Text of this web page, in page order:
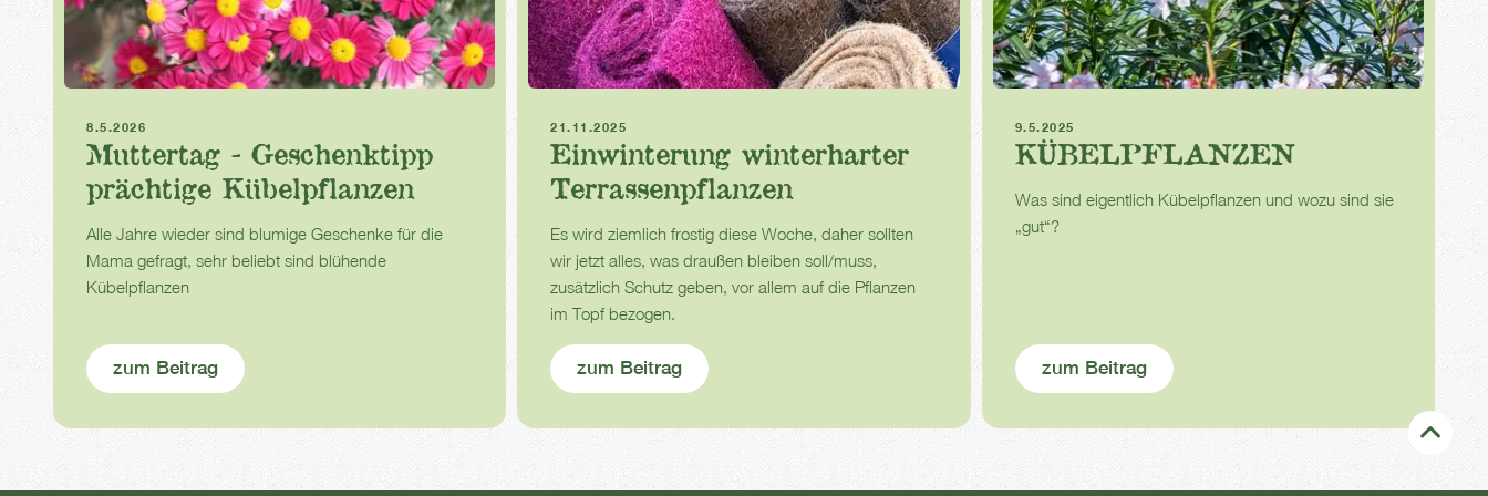
8.5.2026
Muttertag - Geschenktipp
prächtige Kübelpflanzen
Alle Jahre wieder sind blumige Geschenke für die
Mama gefragt, sehr beliebt sind blühende
Kübelpflanzen
zum Beitrag
21.11.2025
Einwinterung winterharter
Terrassenpflanzen
Es wird ziemlich frostig diese Woche, daher sollten
wir jetzt alles, was draußen bleiben soll/muss,
zusätzlich Schutz geben, vor allem auf die Pflanzen
im Topf bezogen.
zum Beitrag
9.5.2025
KÜBELPFLANZEN
Was sind eigentlich Kübelpflanzen und wozu sind sie
„gut“?
zum Beitrag